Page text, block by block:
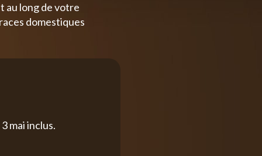
au long de votre
domestiques
mai inclus.